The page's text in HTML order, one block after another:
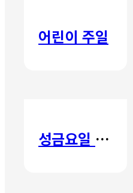
어린이 주일
성금요일 칸타타